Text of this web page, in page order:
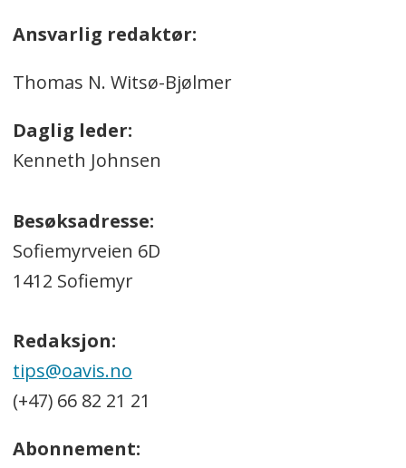
Ansvarlig redaktør:
Thomas N. Witsø-Bjølmer
Daglig leder:
Kenneth Johnsen
Besøksadresse:
Sofiemyrveien 6D
1412 Sofiemyr
Redaksjon:
tips@oavis.no
(+47) 66 82 21 21
Abonnement: